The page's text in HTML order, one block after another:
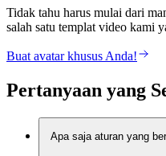
Tidak tahu harus mulai dari
salah satu templat video kami
Buat avatar khusus Anda!
Pertanyaan yang
Apa saja aturan yang